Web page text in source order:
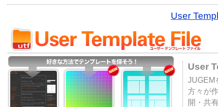
User
User
JUGEM
方々が
開・共